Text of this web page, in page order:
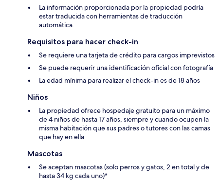
La información proporcionada por la propiedad podría
estar traducida con herramientas de traducción
automática.
Requisitos para hacer check-in
Se requiere una tarjeta de crédito para cargos imprevistos
Se puede requerir una identificación oficial con fotografía
La edad mínima para realizar el check-in es de 18 años
Niños
La propiedad ofrece hospedaje gratuito para un máximo
de 4 niños de hasta 17 años, siempre y cuando ocupen la
misma habitación que sus padres o tutores con las camas
que hay en ella
Mascotas
Se aceptan mascotas (solo perros y gatos, 2 en total y de
hasta 34 kg cada uno)*